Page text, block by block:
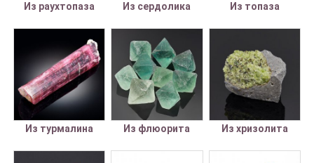
Из раухтопаза Из сердолика Из топаза
Из турмалина Из флюорита Из хризолита